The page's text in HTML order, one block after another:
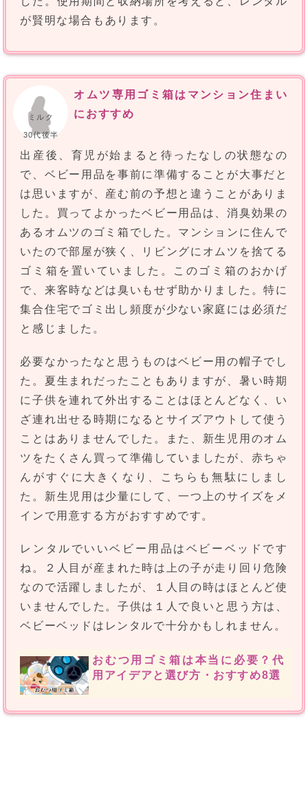
が賢明な場合もあります。
ミルク
30代後半
オムツ専用ゴミ箱はマンション住まい
におすすめ
出産後、育児が始まると待ったなしの状態なの
で、ベビー用品を事前に準備することが大事だと
は思いますが、産む前の予想と違うことがありま
した。買ってよかったベビー用品は、消臭効果の
あるオムツのゴミ箱でした。マンションに住んで
いたので部屋が狭く、リビングにオムツを捨てる
ゴミ箱を置いていました。このゴミ箱のおかげ
で、来客時などは臭いもせず助かりました。特に
集合住宅でゴミ出し頻度が少ない家庭には必須だ
と感じました。
必要なかったなと思うものはベビー用の帽子でし
た。夏生まれだったこともありますが、暑い時期
に子供を連れて外出することはほとんどなく、い
ざ連れ出せる時期になるとサイズアウトして使う
ことはありませんでした。また、新生児用のオム
ツをたくさん買って準備していましたが、赤ちゃ
んがすぐに大きくなり、こちらも無駄にしまし
た。新生児用は少量にして、一つ上のサイズをメ
インで用意する方がおすすめです。
レンタルでいいベビー用品はベビーベッドです
ね。２人目が産まれた時は上の子が走り回り危険
なので活躍しましたが、１人目の時はほとんど使
いませんでした。子供は１人で良いと思う方は、
ベビーベッドはレンタルで十分かもしれません。
おむつ用ゴミ箱は本当に必要？代
用アイデアと選び方・おすすめ8選